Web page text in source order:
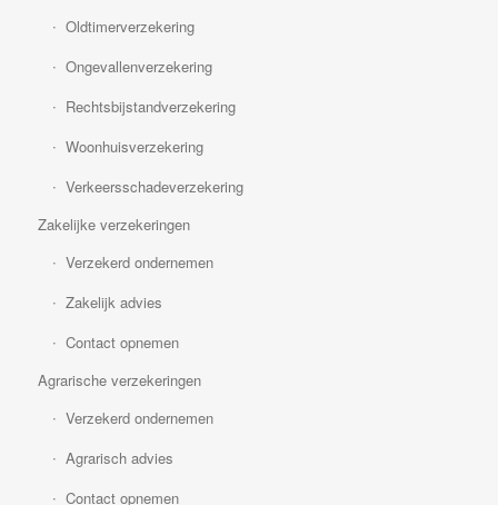
Oldtimerverzekering
Ongevallenverzekering
Rechtsbijstandverzekering
Woonhuisverzekering
Verkeersschadeverzekering
Zakelijke verzekeringen
Verzekerd ondernemen
Zakelijk advies
Contact opnemen
Agrarische verzekeringen
Verzekerd ondernemen
Agrarisch advies
Contact opnemen